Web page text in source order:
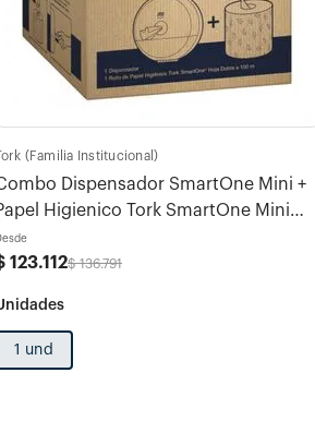
(Familia Institucional)
Dispensador SmartOne Mini +
Higienico Tork SmartOne Mini
100mt x1 Caja
123.112$ 136.791
1 und